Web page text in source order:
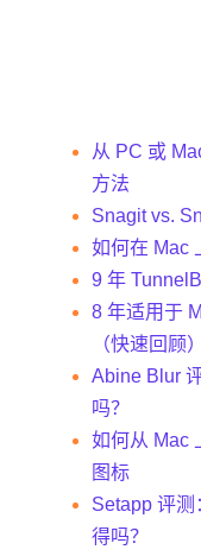
从 PC 或
方法
Snagit vs.
如何在 Mac
9 年
8 年适用于
（快速回顾）
Abine Blur
吗？
如何从 Mac
图标
Setapp 评测
得吗？